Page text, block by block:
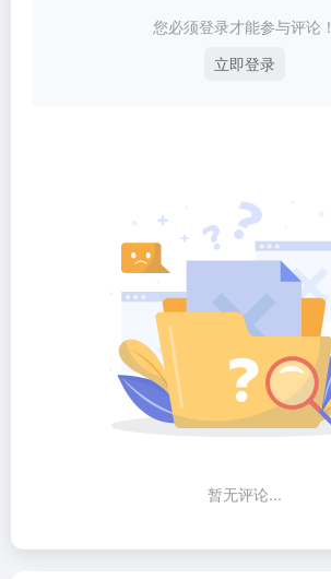
您必须登录才能参与评论！
立即登录
暂无评论...